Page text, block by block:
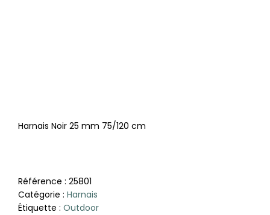
Harnais Noir 25 mm 75/120 cm
Référence : 25801
Catégorie : Harnais
Étiquette : Outdoor